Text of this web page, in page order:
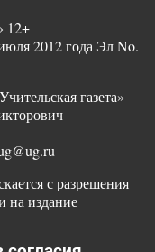
12+
2012 года Эл No.
газета»
с разрешения
на издание